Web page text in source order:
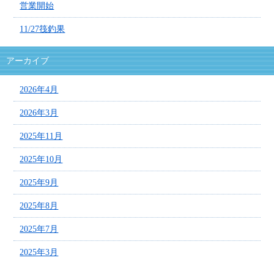
営業開始
11/27筏釣果
アーカイブ
2026年4月
2026年3月
2025年11月
2025年10月
2025年9月
2025年8月
2025年7月
2025年3月